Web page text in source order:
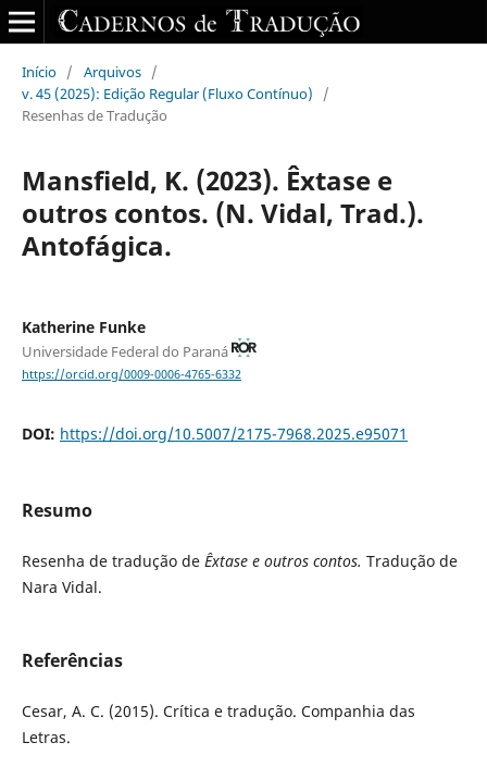
Início / Arquivos /
v. 45 (2025): Edição Regular (Fluxo Contínuo)
/
Resenhas de Tradução
Mansfield, K. (2023). Êxtase e
outros contos. (N. Vidal, Trad.).
Antofágica.
Katherine Funke
Universidade Federal do Paraná
https://orcid.org/0009-0006-4765-6332
DOI: https://doi.org/10.5007/2175-7968.2025.e95071
Resumo
Resenha de tradução de Êxtase e outros contos. Tradução de
Nara Vidal.
Referências
Cesar, A. C. (2015). Crítica e tradução. Companhia das
Letras.